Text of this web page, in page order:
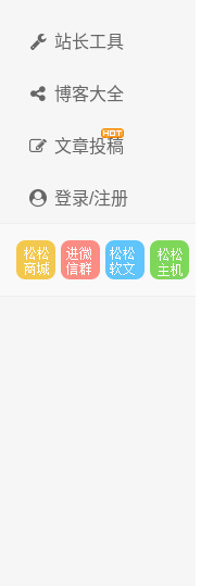
站长工具
博客大全
文章投稿
登录/注册